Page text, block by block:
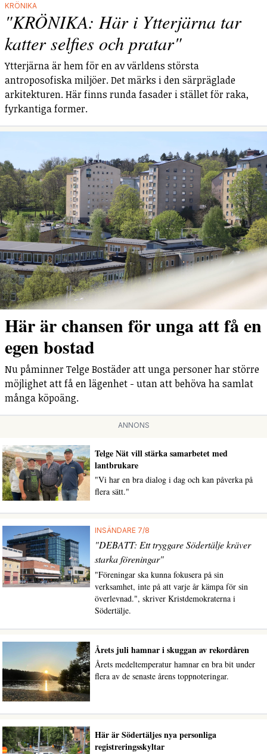
KRÖNIKA
"KRÖNIKA: Här i Ytterjärna tar
katter selfies och pratar"
Ytterjärna är hem för en av världens största
antroposofiska miljöer. Det märks i den särpräglade
arkitekturen. Här finns runda fasader i stället för raka,
fyrkantiga former.
Här är chansen för unga att få en
egen bostad
Nu påminner Telge Bostäder att unga personer har större
möjlighet att få en lägenhet - utan att behöva ha samlat
många köpoäng.
ANNONS
Telge Nät vill stärka samarbetet med
lantbrukare
"Vi har en bra dialog i dag och kan påverka på
flera sätt."
INSÄNDARE 7/8
"DEBATT: Ett tryggare Södertälje kräver
starka föreningar"
"Föreningar ska kunna fokusera på sin
verksamhet, inte på att varje år kämpa för sin
överlevnad.", skriver Kristdemokraterna i
Södertälje.
Årets juli hamnar i skuggan av rekordåren
Årets medeltemperatur hamnar en bra bit under
flera av de senaste årens toppnoteringar.
Här är Södertäljes nya personliga
registreringsskyltar